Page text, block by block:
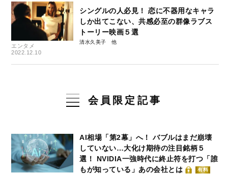
エンタメ
2022.12.10
シングルの人必見！ 恋に不器用なキャラ
しか出てこない、共感必至の群像ラブス
トーリー映画５選
清水久美子
会員限定記事
AI相場「第2幕」へ！ バブルはまだ崩壊
していない…大化け期待の注目銘柄５
選！ NVIDIA一強時代に終止符を打つ「誰
もが知っている」あの会社とは
有料